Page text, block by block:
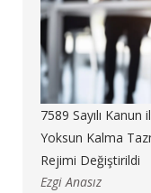
7589 Sayılı
Yoksun Kalma
Rejimi Değiştirildi
Ezgi Anasız